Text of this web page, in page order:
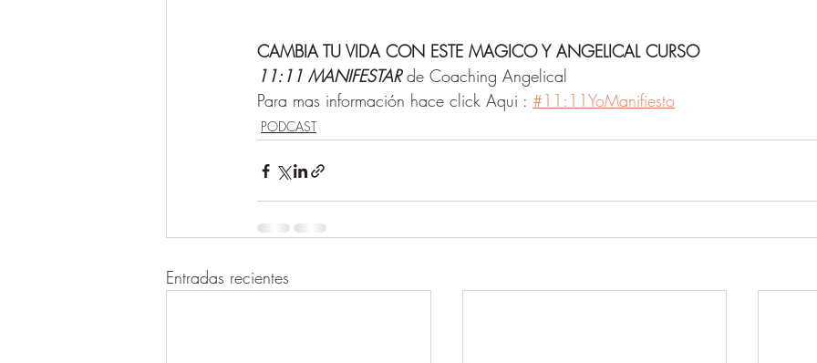
CAMBIA TU VIDA CON ESTE MAGICO Y ANGELICAL CURSO
11:11 MANIFESTAR de Coaching Angelical
Para mas información hace click Aqui : #11:11YoManifiesto
PODCAST
Entradas recientes